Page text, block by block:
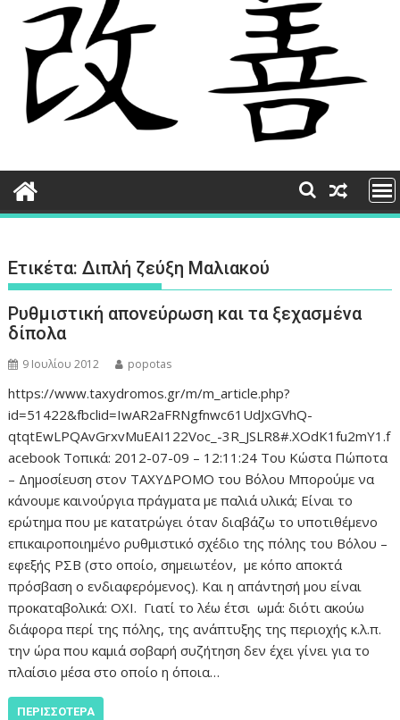
Ετικέτα:Διπλή ζεύξη Μαλιακού
Ρυθμιστική απονεύρωση και τα ξεχασμένα
δίπολα
9 Ιουλίου 2012 popotas
https://www.taxydromos.gr/m/m_article.php?
id=51422&fbclid=IwAR2aFRNgfnwc61UdJxGVhQ-
qtqtEwLPQAvGrxvMuEAI122Voc_-3R_JSLR8#.XOdK1fu2mY1.f
acebook Τοπικά: 2012-07-09 – 12:11:24 Του Κώστα Πώποτα
– Δημοσίευση στον ΤΑΧΥΔΡΟΜΟ του Βόλου Μπορούμε να
κάνουμε καινούργια πράγματα με παλιά υλικά; Είναι το
ερώτημα που με κατατρώγει όταν διαβάζω το υποτιθέμενο
επικαιροποιημένο ρυθμιστικό σχέδιο της πόλης του Βόλου –
εφεξής ΡΣΒ (στο οποίο, σημειωτέον, με κόπο αποκτά
πρόσβαση ο ενδιαφερόμενος). Και η απάντησή μου είναι
προκαταβολικά: ΟΧΙ. Γιατί το λέω έτσι ωμά: διότι ακούω
διάφορα περί της πόλης, της ανάπτυξης της περιοχής κ.λ.π.
την ώρα που καμιά σοβαρή συζήτηση δεν έχει γίνει για το
πλαίσιο μέσα στο οποίο η όποια…
ΠΕΡΙΣΣΌΤΕΡΑ